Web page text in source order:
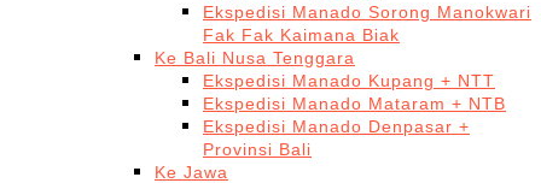
Ekspedisi Manado Sorong Manokwari
Fak Fak Kaimana Biak
Ke Bali Nusa Tenggara
Ekspedisi Manado Kupang + NTT
Ekspedisi Manado Mataram + NTB
Ekspedisi Manado Denpasar +
Provinsi Bali
Ke Jawa